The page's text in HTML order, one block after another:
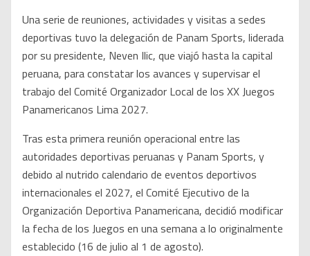
Una serie de reuniones, actividades y visitas a sedes
deportivas tuvo la delegación de Panam Sports, liderada
por su presidente, Neven Ilic, que viajó hasta la capital
peruana, para constatar los avances y supervisar el
trabajo del Comité Organizador Local de los XX Juegos
Panamericanos Lima 2027.
Tras esta primera reunión operacional entre las
autoridades deportivas peruanas y Panam Sports, y
debido al nutrido calendario de eventos deportivos
internacionales el 2027, el Comité Ejecutivo de la
Organización Deportiva Panamericana, decidió modificar
la fecha de los Juegos en una semana a lo originalmente
establecido (16 de julio al 1 de agosto).